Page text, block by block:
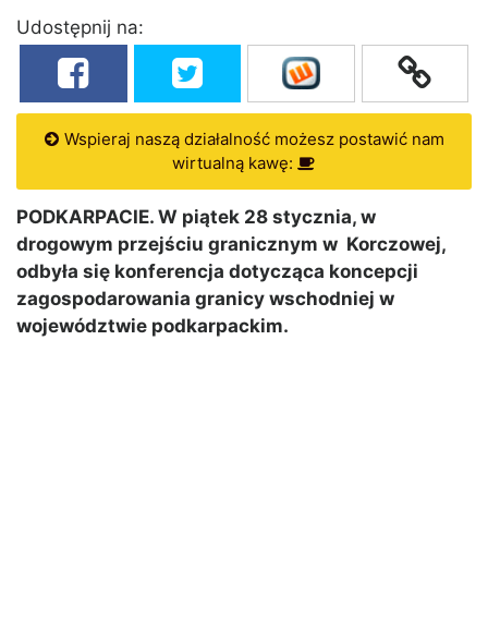
Udostępnij na:
Wspieraj naszą działalność możesz postawić nam
wirtualną kawę:
PODKARPACIE. W piątek 28 stycznia, w
drogowym przejściu granicznym w Korczowej,
odbyła się konferencja dotycząca koncepcji
zagospodarowania granicy wschodniej w
województwie podkarpackim.